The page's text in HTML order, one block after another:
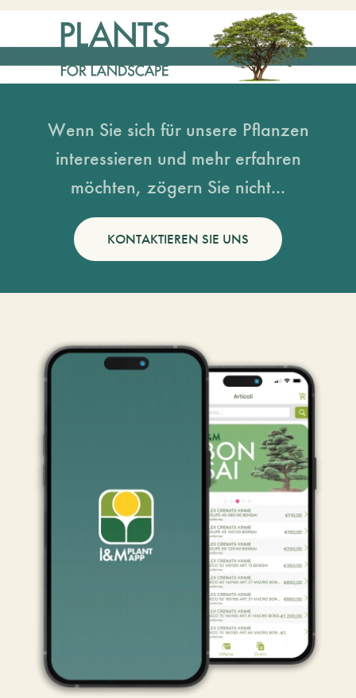
Wenn Sie sich für unsere Pflanzen
interessieren und mehr erfahren
möchten, zögern Sie nicht...
KONTAKTIEREN SIE UNS